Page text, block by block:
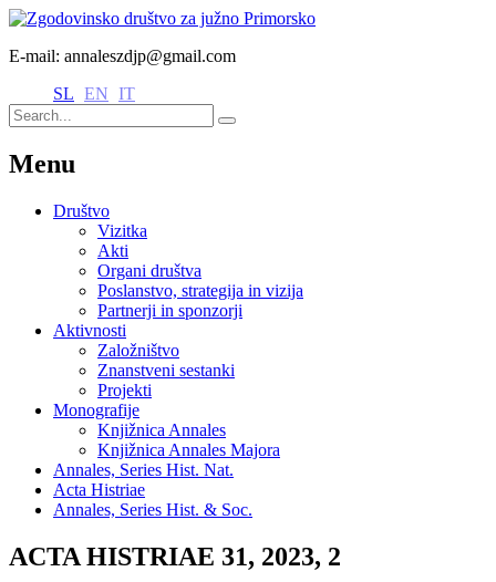
E-mail: annaleszdjp@gmail.com
SL EN IT
Menu
Društvo
Vizitka
Akti
Organi društva
Poslanstvo, strategija in vizija
Partnerji in sponzorji
Aktivnosti
Založništvo
Znanstveni sestanki
Projekti
Monografije
Knjižnica Annales
Knjižnica Annales Majora
Annales, Series Hist. Nat.
Acta Histriae
Annales, Series Hist. & Soc.
ACTA HISTRIAE 31, 2023, 2